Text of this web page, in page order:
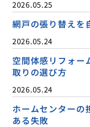
2026.05.25
網戸の張り替えを
2026.05.24
空間体感リフォー
取りの選び方
2026.05.24
ホームセンターの
ある失敗